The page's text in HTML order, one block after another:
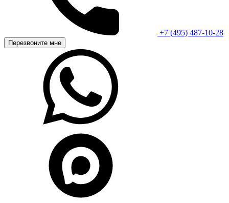
+7 (495) 487-10-28
Перезвоните мне